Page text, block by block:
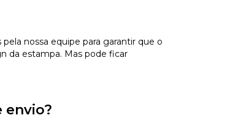
nossa equipe para garantir que o
da estampa. Mas pode ficar
envio?